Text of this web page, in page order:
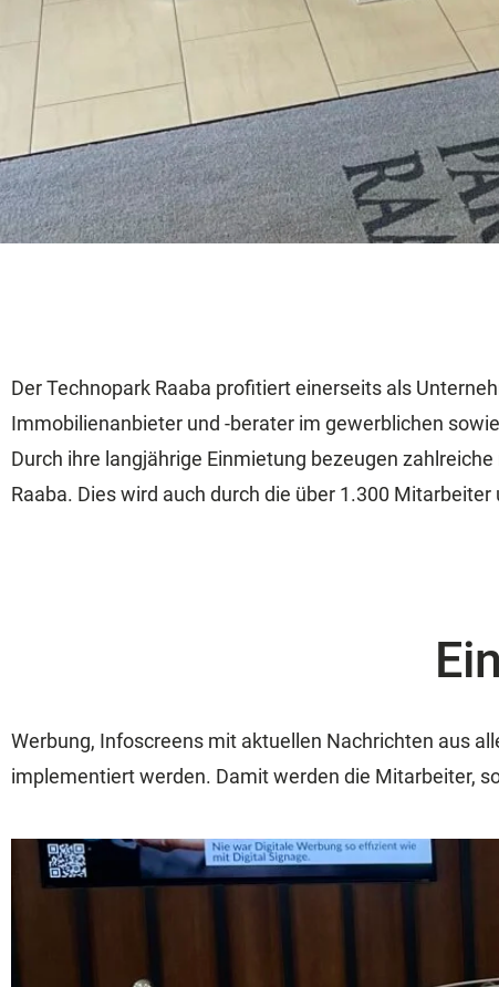
Der Technopark Raaba profitiert einerseits als
Immobilienanbieter und -berater im gewerblichen
Durch ihre langjährige Einmietung bezeugen
Raaba. Dies wird auch durch die über 1.300
Werbung, Infoscreens mit aktuellen Nachrichten aus
implementiert werden. Damit werden die Mitarbeiter,